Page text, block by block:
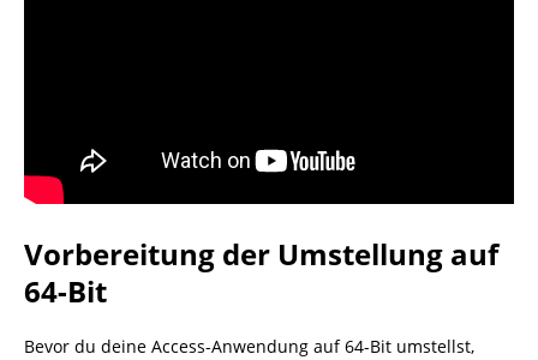
Vorbereitung der Umstellung auf
64-Bit
Bevor du deine Access-Anwendung auf 64-Bit umstellst,